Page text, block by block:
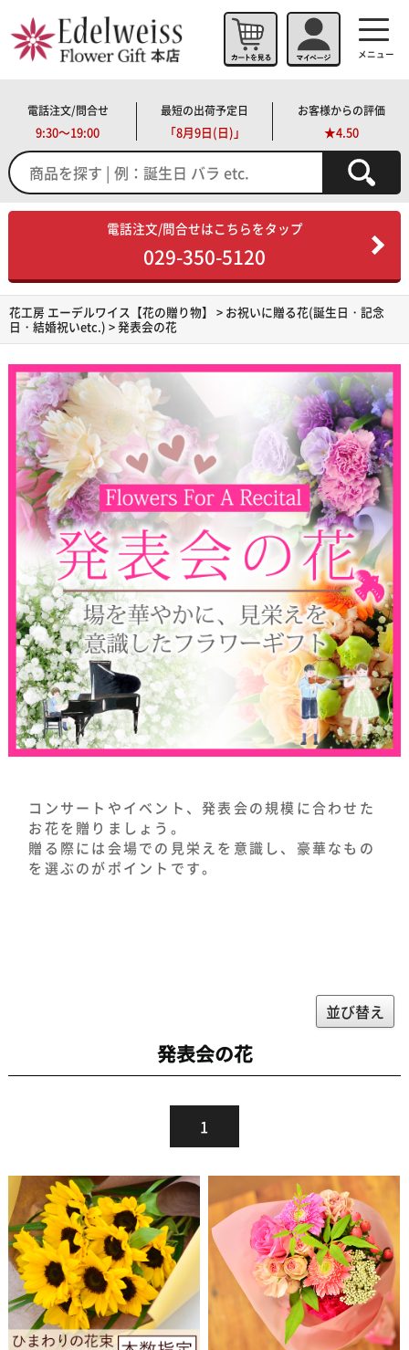
メニュー
電話注文/問合せ
9:30～19:00
最短の出荷予定日
「8月9日(日)」
お客様からの評価
★4.50
電話注文/問合せはこちらをタップ
029-350-5120
花工房 エーデルワイス【花の贈り物】 > お祝いに贈る花(誕生日・記念
日・結婚祝いetc.) > 発表会の花
コンサートやイベント、発表会の規模に合わせた
お花を贈りましょう。
贈る際には会場での見栄えを意識し、豪華なもの
を選ぶのがポイントです。
並び替え
発表会の花
1